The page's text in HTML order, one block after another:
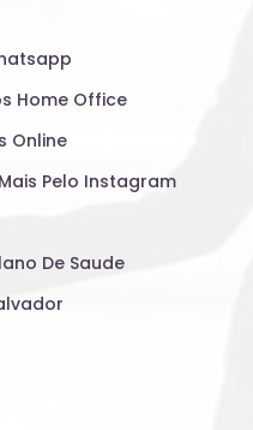
Home Office
Online
Pelo Instagram
De Saude